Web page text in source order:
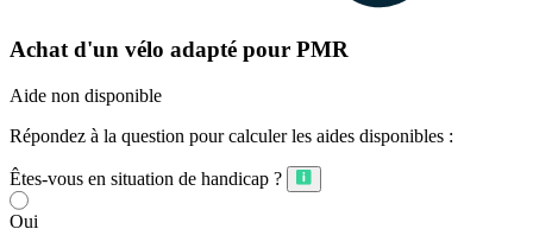
Achat d'un vélo adapté pour PMR
Aide non disponible
Répondez à la question pour calculer les aides disponibles :
Êtes-vous en situation de handicap ?
Oui